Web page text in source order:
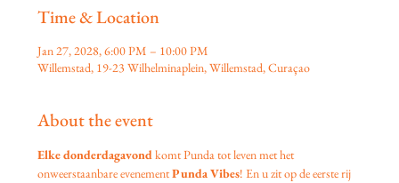
Time & Location
Jan 27, 2028, 6:00 PM – 10:00 PM
Willemstad, 19-23 Wilhelminaplein, Willemstad, Curaçao
About the event
Elke donderdagavond komt Punda tot leven met het
onweerstaanbare evenement Punda Vibes! En u zit op de eerste rij